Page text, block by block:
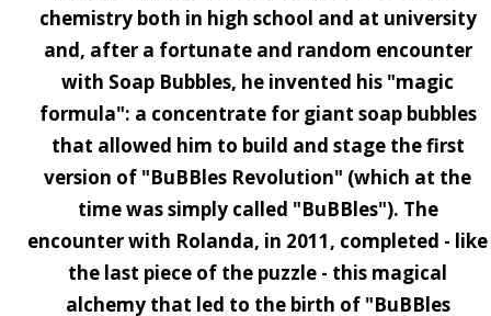
chemistry both in high school and at university
and, after a fortunate and random encounter
with Soap Bubbles, he invented his "magic
formula": a concentrate for giant soap bubbles
that allowed him to build and stage the first
version of "BuBBles Revolution" (which at the
time was simply called "BuBBles"). The
encounter with Rolanda, in 2011, completed - like
the last piece of the puzzle - this magical
alchemy that led to the birth of "BuBBles
4 maggio 2026
I migliori spettacoli
Guida ai migliori
scegliere un format
2 maggio 2026
Intrattenimento
Intrattenimento teatrale